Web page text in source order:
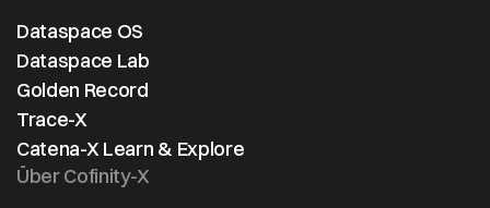
Dataspace OS
Dataspace Lab
Golden Record
Trace-X
Catena-X Learn & Explore
Über Cofinity-X